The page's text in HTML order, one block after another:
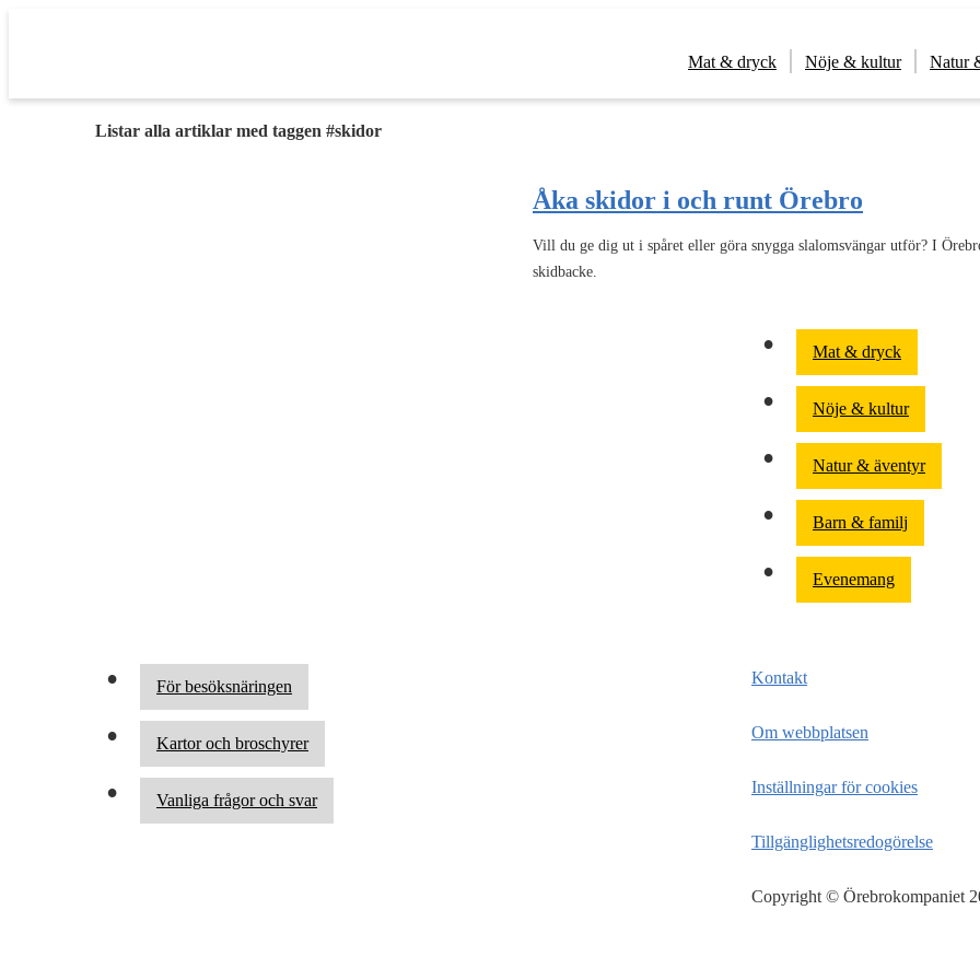
Mat & dryck Nöje & kultur Natur
Listar alla artiklar med taggen #skidor
Åka skidor i och runt Örebro
Vill du ge dig ut i spåret eller göra snygga slalomsvängar utför? I
skidbacke.
Mat & dryck
Nöje & kultur
Natur & äventyr
Barn & familj
Evenemang
För besöksnäringen
Kartor och broschyrer
Vanliga frågor och svar
Kontakt
Om webbplatsen
Inställningar för cookies
Tillgänglighetsredogörelse
Copyright © Örebrokompaniet